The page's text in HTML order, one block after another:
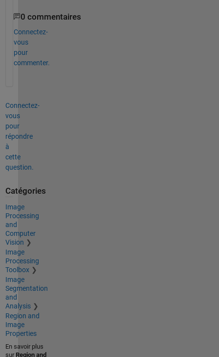
0 commentaires
Connectez-
vous
pour
commenter.
Connectez-
vous
pour
répondre
à
cette
question.
Catégories
Image
Processing
and
Computer
Vision
Image
Processing
Toolbox
Image
Segmentation
and
Analysis
Region and
Image
Properties
En savoir plus
sur Region and